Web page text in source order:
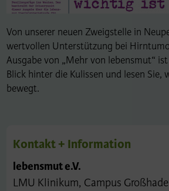
Von unserer neuen Zweigstelle in
wertvollen Unterstützung bei
Ausgabe von „Mehr von lebensmut“
Blick hinter die Kulissen und lesen Sie,
bewegt.
Kontakt + Information
lebensmut e.V.
LMU Klinikum, Campus